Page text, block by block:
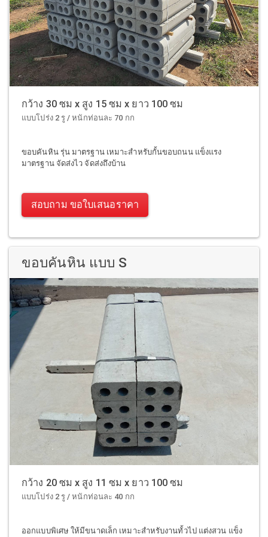
กว้าง 30 ซม x สูง 15 ซม x ยาว 100 ซม
แบบโปร่ง 2 รู / หนักท่อนละ 70 กก
ขอบคันหิน รุ่น มาตรฐาน เหมาะสำหรับกั้นขอบถนน แข็งแรง
มาตรฐาน จัดส่งไว จัดส่งถึงบ้าน
สอบถาม ขอใบเสนอราคา
ขอบคันหิน แบบ S
กว้าง 20 ซม x สูง 11 ซม x ยาว 100 ซม
แบบโปร่ง 2 รู / หนักท่อนละ 40 กก
ออกแบบพิเศษ ให้มีขนาดเล็ก เหมาะสำหรับงานทั้วไป แต่งสวน แข็ง